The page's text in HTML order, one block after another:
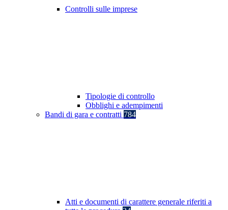
Controlli sulle imprese
Tipologie di controllo
Obblighi e adempimenti
Bandi di gara e contratti 784
Atti e documenti di carattere generale riferiti a